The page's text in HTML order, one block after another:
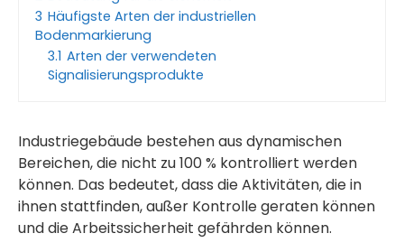
3 Häufigste Arten der industriellen
Bodenmarkierung
3.1 Arten der verwendeten
Signalisierungsprodukte
Industriegebäude bestehen aus dynamischen
Bereichen, die nicht zu 100 % kontrolliert werden
können. Das bedeutet, dass die Aktivitäten, die in
ihnen stattfinden, außer Kontrolle geraten können
und die Arbeitssicherheit gefährden können.